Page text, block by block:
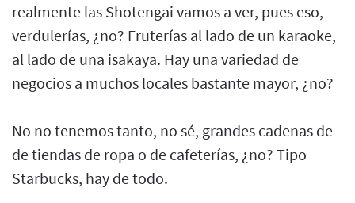
realmente las Shotengai vamos a ver, pues eso,
verdulerías, ¿no? Fruterías al lado de un karaoke,
al lado de una isakaya. Hay una variedad de
negocios a muchos locales bastante mayor, ¿no?
No no tenemos tanto, no sé, grandes cadenas de
de tiendas de ropa o de cafeterías, ¿no? Tipo
Starbucks, hay de todo.